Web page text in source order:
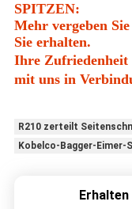
SPITZEN:
Mehr vergeben
Sie erhalten.
Ihre Zufriedenheit
mit uns in
R210 zerteilt
Kobelco-Bagger-Eimer-